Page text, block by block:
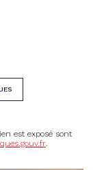
est exposé sont
.